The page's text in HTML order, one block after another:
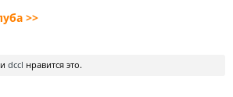
>>
и dccl нравится это.